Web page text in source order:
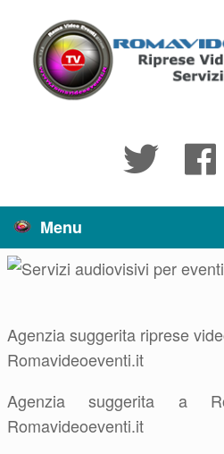
contenuto
Menu
Agenzia suggerita riprese
Romavideoeventi.it
Agenzia suggerita a
Romavideoeventi.it